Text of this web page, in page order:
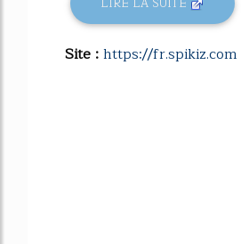
Site :https://fr.spikiz.com